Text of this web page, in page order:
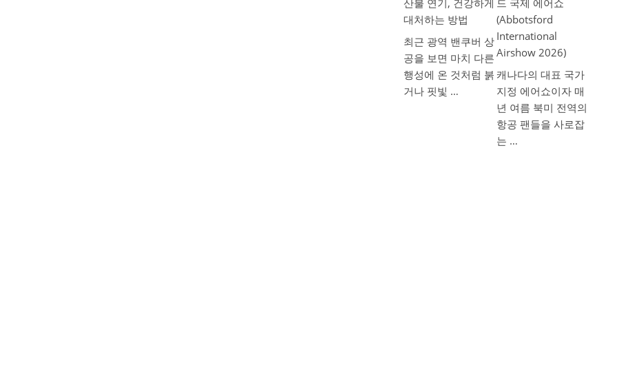
산불 연기, 건강하게
대처하는 방법
최근 광역 밴쿠버 상
공을 보면 마치 다른
행성에 온 것처럼 붉
거나 핏빛 …
드 국제 에어쇼
(Abbotsford
International
Airshow 2026)
캐나다의 대표 국가
지정 에어쇼이자 매
년 여름 북미 전역의
항공 팬들을 사로잡
는 …